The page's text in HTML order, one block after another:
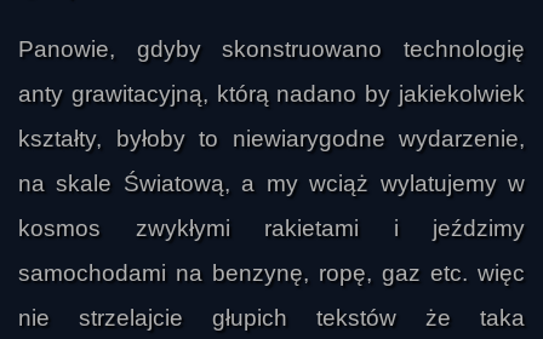
Panowie, gdyby skonstruowano technologię
anty grawitacyjną, którą nadano by jakiekolwiek
kształty, byłoby to niewiarygodne wydarzenie,
na skale Światową, a my wciąż wylatujemy w
kosmos zwykłymi rakietami i jeździmy
samochodami na benzynę, ropę, gaz etc. więc
nie strzelajcie głupich tekstów że taka